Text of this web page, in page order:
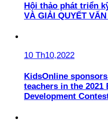
Hội thảo phát triển
VÀ GIẢI QUYẾT
10 Th10,2022
KidsOnline
teachers in the 2021
Development